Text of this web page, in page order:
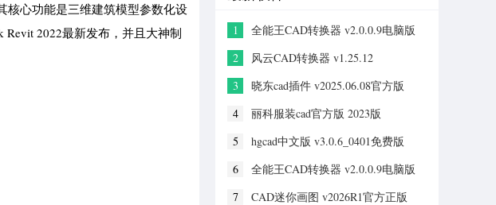
核心功能是三维建筑模型参数化设
2022最新发布，并且大神制
1
全能王CAD转换器 v2.0.0.9电脑版
2
风云CAD转换器 v1.25.12
3
晓东cad插件 v2025.06.08官方版
4
丽科服装cad官方版 2023版
5
hgcad中文版 v3.0.6_0401免费版
6
全能王CAD转换器 v2.0.0.9电脑版
7
CAD迷你画图 v2026R1官方正版